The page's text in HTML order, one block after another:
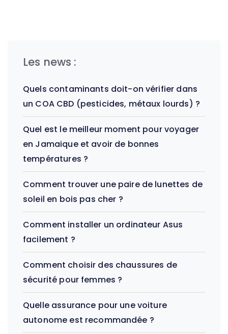
Les news :
Quels contaminants doit-on vérifier dans
un COA CBD (pesticides, métaux lourds) ?
Quel est le meilleur moment pour voyager
en Jamaique et avoir de bonnes
températures ?
Comment trouver une paire de lunettes de
soleil en bois pas cher ?
Comment installer un ordinateur Asus
facilement ?
Comment choisir des chaussures de
sécurité pour femmes ?
Quelle assurance pour une voiture
autonome est recommandée ?